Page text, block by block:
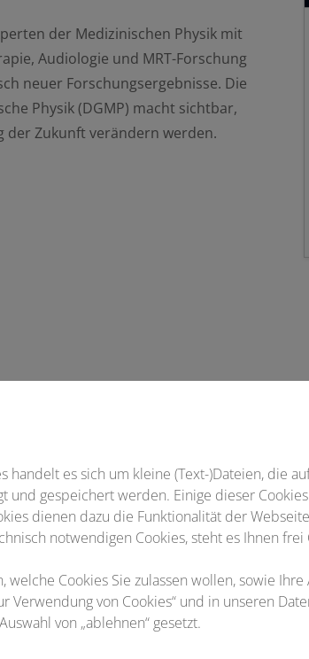
der Medizinischen Physik mit
Audiologie und MRT-Forschung
neuer Forschungsergebnisse. Die
Physik (DGMP) macht sichtbar,
der Zukunft verändern werden.
handelt es sich um kleine (Text-)Dateien, die
und gespeichert werden. Einige dieser
dienen dazu die Funktionalität der
notwendigen Cookies, steht es Ihnen frei
welche Cookies Sie zulassen wollen, sowie
Verwendung von Cookies“ und in unseren
von „ablehnen“ gesetzt.